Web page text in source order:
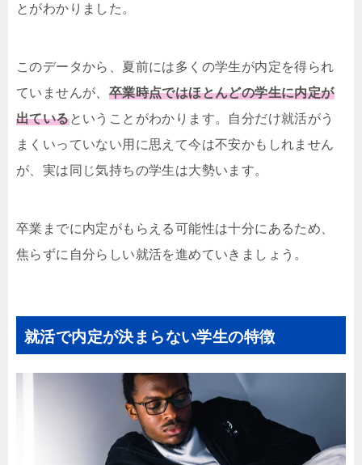
とがわかりました。
このデータから、夏前には多くの学生が内定を得られ
ていませんが、 卒業時点ではほとんどの学生に内定が
出ているということがわかります。自分だけ就活がう
まくいっていない用に思えて今は不安かもしれません
が、実は同じ気持ちの学生は大勢います。
卒業までに内定がもらえる可能性は十分にあるため、
焦らずに自分らしい就活を進めていきましょう。
就活で内定が決まらない学生の特徴